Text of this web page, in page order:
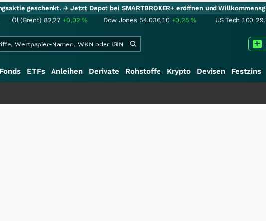
geschenkt.→ Jetzt Depot bei SMARTBROKER+ eröffnen und
Öl (Brent) 82,27 +0,02% Dow Jones 54.036,10 +0,25% US Tech 100
Fonds ETFs Anleihen Derivate Rohstoffe Krypto Devisen Festzins